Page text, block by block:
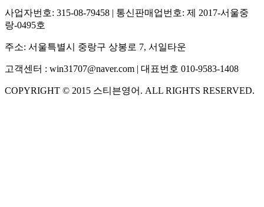
사업자번호: 315-08-79458 | 통신판매업번호: 제 2017-서울중
랑-0495호
주소: 서울특별시 중랑구 상봉로 7, 서일타운
고객센터 : win31707@naver.com | 대표번호 010-9583-1408
COPYRIGHT © 2015 스티븐영어 . ALL RIGHTS RESERVED.